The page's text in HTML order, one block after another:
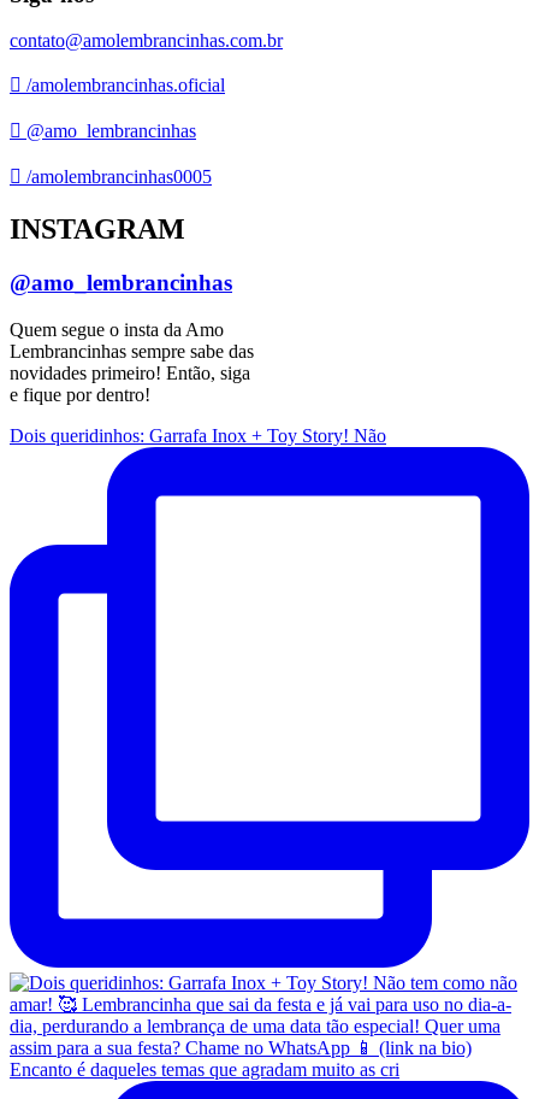
contato@amolembrancinhas.com.br
/amolembrancinhas.oficial
@amo_lembrancinhas
/amolembrancinhas0005
INSTAGRAM
@amo_lembrancinhas
Quem segue o insta da Amo
Lembrancinhas sempre sabe das
novidades primeiro! Então, siga
e fique por dentro!
Dois queridinhos: Garrafa Inox + Toy Story! Não
Encanto é daqueles temas que agradam muito as cri